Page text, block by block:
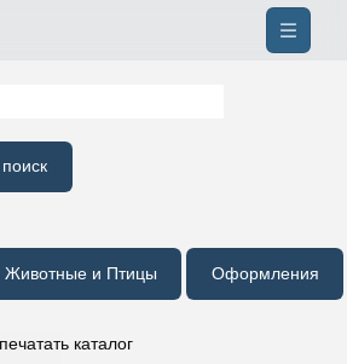
Животные и Птицы Оформления
каталог